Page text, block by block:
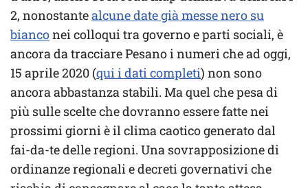
2, nonostantealcune date già messe nero su
bianconei colloqui tra governo e parti sociali, è
ancora da tracciare Pesano i numeri che ad oggi,
15 aprile 2020 (qui i dati completi) non sono
ancora abbastanza stabili. Ma quel che pesa di
più sulle scelte che dovranno essere fatte nei
prossimi giorni è il clima caotico generato dal
fai-da-te delle regioni. Una sovrapposizione di
ordinanze regionali e decreti governativi che